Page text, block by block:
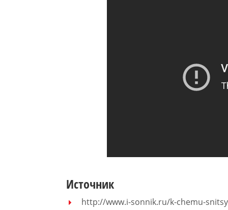
Источник
http://www.i-sonnik.ru/k-chemu-